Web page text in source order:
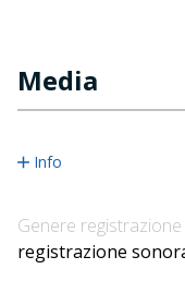
Media
Info
Genere registrazione
registrazione